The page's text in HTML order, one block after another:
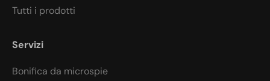
Tutti i prodotti
Servizi
Bonifica da microspie